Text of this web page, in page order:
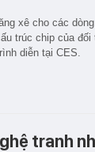
xê cho các
trúc chip của đối
diễn tại CES.
tranh